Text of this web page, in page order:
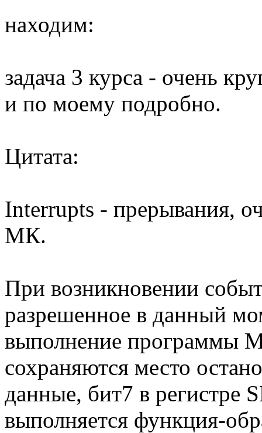
находим:
задача 3 курса - очень
и по моему подробно.
Цитата:
Interrupts - прерывания,
МК.
При возникновении
разрешенное в данный
выполнение программы
сохраняются место
данные, бит7 в регистре
выполняется функция-